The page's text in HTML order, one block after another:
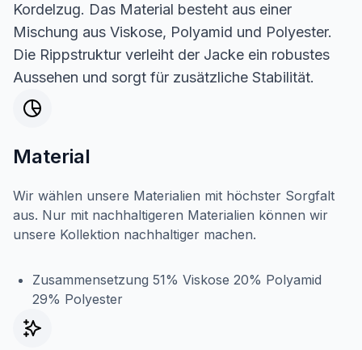
Kordelzug. Das Material besteht aus einer
Mischung aus Viskose, Polyamid und Polyester.
Die Rippstruktur verleiht der Jacke ein robustes
Aussehen und sorgt für zusätzliche Stabilität.
Material
Wir wählen unsere Materialien mit höchster Sorgfalt
aus. Nur mit nachhaltigeren Materialien können wir
unsere Kollektion nachhaltiger machen.
Zusammensetzung 51% Viskose 20% Polyamid
29% Polyester